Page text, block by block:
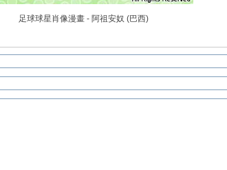
足球球星肖像漫畫 - 阿祖安奴 (巴西)